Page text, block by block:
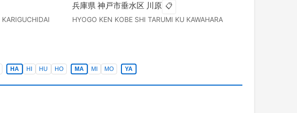
KARIGUCHIDAI
兵庫県 神戸市垂水区 川原 📋
HYOGO KEN KOBE SHI TARUMI KU KAWAHARA
HA HI HU HO MA MI MO YA